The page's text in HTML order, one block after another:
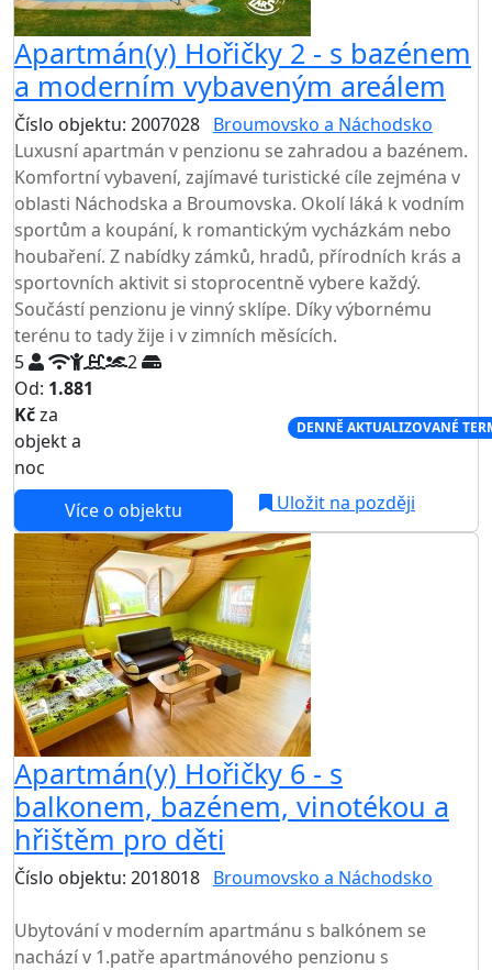
Apartmán(y) Hořičky 2 - s bazénem
a moderním vybaveným areálem
Číslo objektu: 2007028 Broumovsko a Náchodsko
Luxusní apartmán v penzionu se zahradou a bazénem.
Komfortní vybavení, zajímavé turistické cíle zejména v
oblasti Náchodska a Broumovska. Okolí láká k vodním
sportům a koupání, k romantickým vycházkám nebo
houbaření. Z nabídky zámků, hradů, přírodních krás a
sportovních aktivit si stoprocentně vybere každý.
Součástí penzionu je vinný sklípe. Díky výbornému
terénu to tady žije i v zimních měsících.
5
2
Od: 1.881
Kčza
objekt a
noc
DENNĚ AKTUALIZOVANÉ
Více o objektu Uložit na později
Apartmán(y) Hořičky 6 - s
balkonem, bazénem, vinotékou a
hřištěm pro děti
Číslo objektu: 2018018 Broumovsko a Náchodsko
Ubytování v moderním apartmánu s balkónem se
nachází v 1.patře apartmánového penzionu s